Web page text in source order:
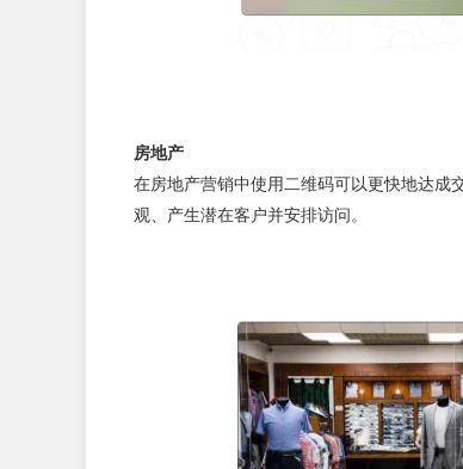
房地产
在房地产营销中使用二维码可以更快地达成
观、产生潜在客户并安排访问。